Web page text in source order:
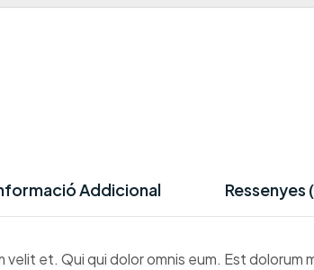
Addicional Ressenyes
velit et. Qui qui dolor omnis eum. Est